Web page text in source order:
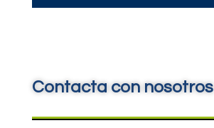
Contacta con nosotros